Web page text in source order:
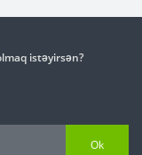
istəyirsən?
Ok